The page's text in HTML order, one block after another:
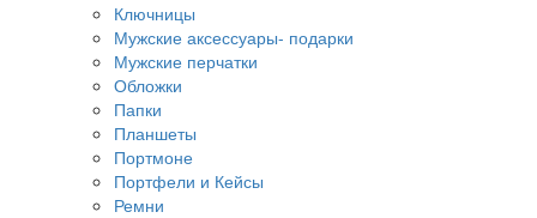
Ключницы
Мужские аксессуары- подарки
Мужские перчатки
Обложки
Папки
Планшеты
Портмоне
Портфели и Кейсы
Ремни